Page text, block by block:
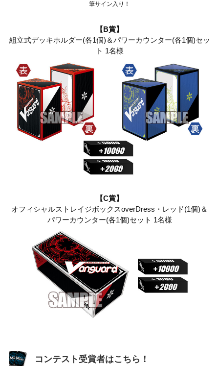
筆サイン入り！
【B賞】
組立式デッキホルダー(各1個)＆パワーカウンター(各1個)セッ
ト 1名様
【C賞】
オフィシャルストレイジボックスoverDress・レッド(1個)＆
パワーカウンター(各1個)セット 1名様
コンテスト受賞者はこちら！